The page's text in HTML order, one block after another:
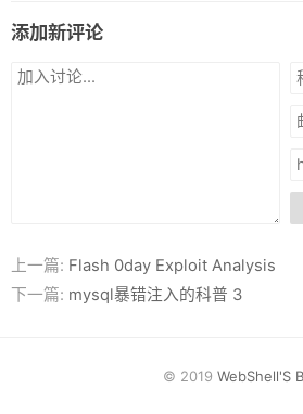
添加新评论
上一篇: Flash 0day Exploit Analysis
下一篇: mysql暴错注入的科普 3
© 2019 WebShell'S